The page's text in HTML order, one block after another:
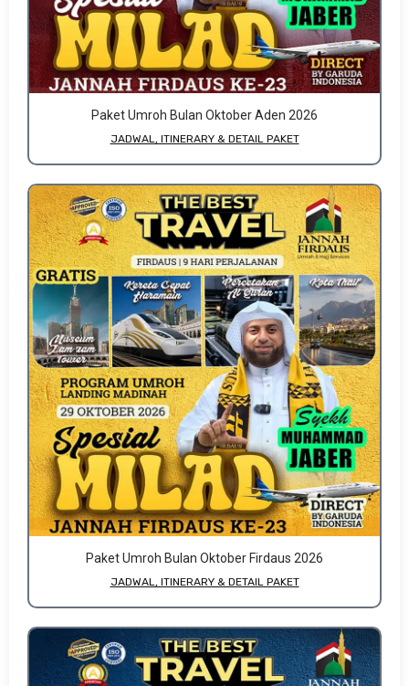
Paket Umroh Bulan Oktober Aden 2026
JADWAL, ITINERARY & DETAIL PAKET
Paket Umroh Bulan Oktober Firdaus 2026
JADWAL, ITINERARY & DETAIL PAKET